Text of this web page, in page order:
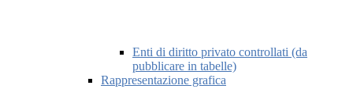
Enti di diritto privato controllati (da
pubblicare in tabelle)
Rappresentazione grafica